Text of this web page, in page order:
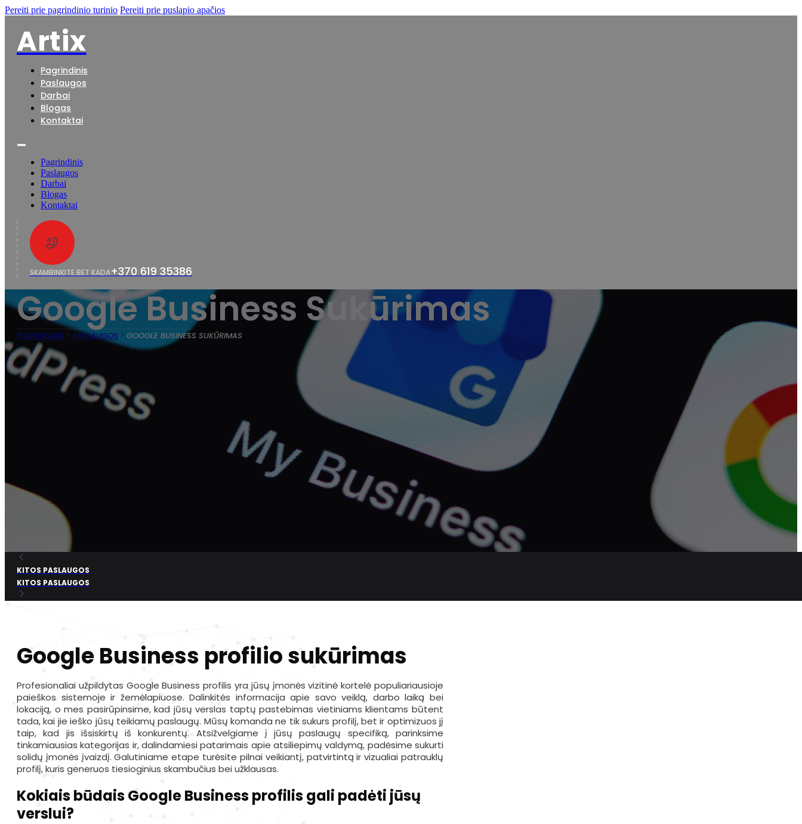
Pereiti prie pagrindinio turinio Pereiti prie puslapio apačios
Artix
Pagrindinis
Paslaugos
Darbai
Blogas
Kontaktai
Pagrindinis
Paslaugos
Darbai
Blogas
Kontaktai
SKAMBINKITE BET KADA+370 619 35386
Google Business Sukūrimas
PAGRINDINIS PASLAUGOS GOOGLE BUSINESS SUKŪRIMAS
KITOS PASLAUGOS
KITOS PASLAUGOS
Google Business profilio sukūrimas
Profesionaliai užpildytas Google Business profilis yra jūsų įmonės vizitinė kortelė populiariausioje
paieškos sistemoje ir žemėlapiuose. Dalinkitės informacija apie savo veiklą, darbo laiką bei
lokaciją, o mes pasirūpinsime, kad jūsų verslas taptų pastebimas vietiniams klientams būtent
tada, kai jie ieško jūsų teikiamų paslaugų. Mūsų komanda ne tik sukurs profilį, bet ir optimizuos jį
taip, kad jis išsiskirtų iš konkurentų. Atsižvelgiame į jūsų paslaugų specifiką, parinksime
tinkamiausias kategorijas ir, dalindamiesi patarimais apie atsiliepimų valdymą, padėsime sukurti
solidų įmonės įvaizdį. Galutiniame etape turėsite pilnai veikiantį, patvirtintą ir vizualiai patrauklų
profilį, kuris generuos tiesioginius skambučius bei užklausas.
Kokiais būdais Google Business profilis gali padėti jūsų
verslui?